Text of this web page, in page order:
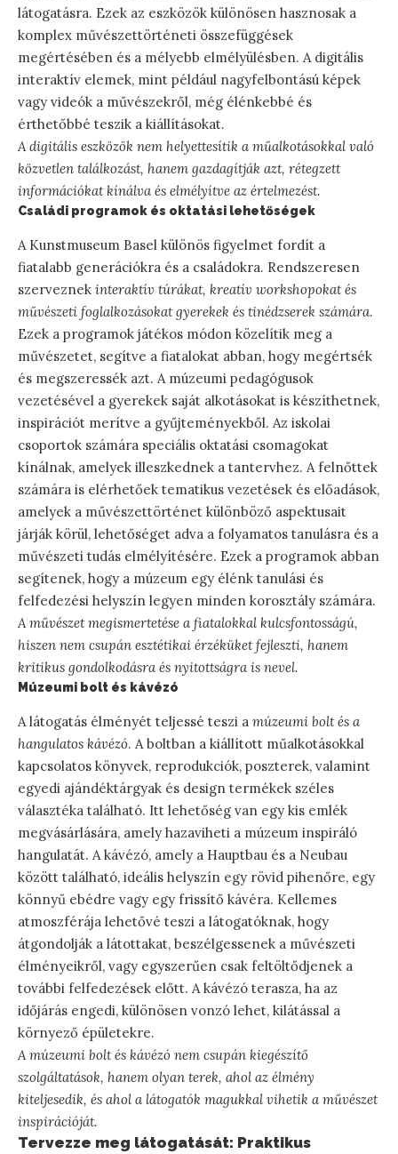
látogatásra. Ezek az eszközök különösen hasznosak a
komplex művészettörténeti összefüggések
megértésében és a mélyebb elmélyülésben. A digitális
interaktív elemek, mint például nagyfelbontású képek
vagy videók a művészekről, még élénkebbé és
érthetőbbé teszik a kiállításokat.
A digitális eszközök nem helyettesítik a műalkotásokkal való
közvetlen találkozást, hanem gazdagítják azt, rétegzett
információkat kínálva és elmélyítve az értelmezést.
Családi programok és oktatási lehetőségek
A Kunstmuseum Basel különös figyelmet fordít a
fiatalabb generációkra és a családokra. Rendszeresen
szerveznek interaktív túrákat, kreatív workshopokat és
művészeti foglalkozásokat gyerekek és tinédzserek számára.
Ezek a programok játékos módon közelítik meg a
művészetet, segítve a fiatalokat abban, hogy megértsék
és megszeressék azt. A múzeumi pedagógusok
vezetésével a gyerekek saját alkotásokat is készíthetnek,
inspirációt merítve a gyűjteményekből. Az iskolai
csoportok számára speciális oktatási csomagokat
kínálnak, amelyek illeszkednek a tantervhez. A felnőttek
számára is elérhetőek tematikus vezetések és előadások,
amelyek a művészettörténet különböző aspektusait
járják körül, lehetőséget adva a folyamatos tanulásra és a
művészeti tudás elmélyítésére. Ezek a programok abban
segítenek, hogy a múzeum egy élénk tanulási és
felfedezési helyszín legyen minden korosztály számára.
A művészet megismertetése a fiatalokkal kulcsfontosságú,
hiszen nem csupán esztétikai érzéküket fejleszti, hanem
kritikus gondolkodásra és nyitottságra is nevel.
Múzeumi bolt és kávézó
A látogatás élményét teljessé teszi a múzeumi bolt és a
hangulatos kávézó. A boltban a kiállított műalkotásokkal
kapcsolatos könyvek, reprodukciók, poszterek, valamint
egyedi ajándéktárgyak és design termékek széles
választéka található. Itt lehetőség van egy kis emlék
megvásárlására, amely hazaviheti a múzeum inspiráló
hangulatát. A kávézó, amely a Hauptbau és a Neubau
között található, ideális helyszín egy rövid pihenőre, egy
könnyű ebédre vagy egy frissítő kávéra. Kellemes
atmoszférája lehetővé teszi a látogatóknak, hogy
átgondolják a látottakat, beszélgessenek a művészeti
élményeikről, vagy egyszerűen csak feltöltődjenek a
további felfedezések előtt. A kávézó terasza, ha az
időjárás engedi, különösen vonzó lehet, kilátással a
környező épületekre.
A múzeumi bolt és kávézó nem csupán kiegészítő
szolgáltatások, hanem olyan terek, ahol az élmény
kiteljesedik, és ahol a látogatók magukkal vihetik a művészet
inspirációját.
Tervezze meg látogatását: Praktikus